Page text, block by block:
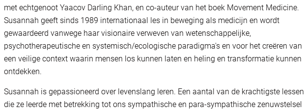
met echtgenoot Yaacov Darling Khan, en co-auteur van het boek Movement Medicine.
Susannah geeft sinds 1989 internationaal les in beweging als medicijn en wordt
gewaardeerd vanwege haar visionaire verweven van wetenschappelijke,
psychotherapeutische en systemisch/ecologische paradigma's en voor het creëren van
een veilige context waarin mensen los kunnen laten en heling en transformatie kunnen
ontdekken.
Susannah is gepassioneerd over levenslang leren. Een aantal van de krachtigste lessen
die ze leerde met betrekking tot ons sympathische en para-sympathische zenuwstelsel